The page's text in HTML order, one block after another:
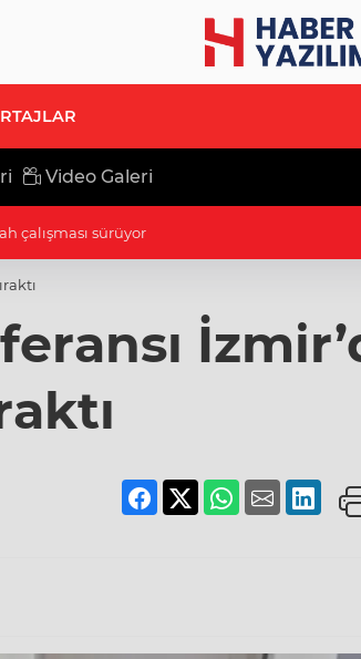
Video Galeri
hamlesi ile insan kaynağını güçlendiriyoruz